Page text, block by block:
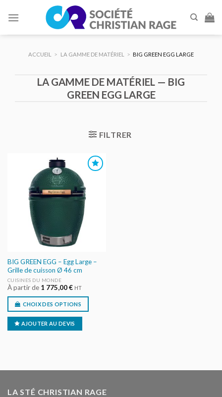
ACCUEIL > LA GAMME DE MATÉRIEL > BIG GREEN EGG LARGE
LA GAMME DE MATÉRIEL — BIG
GREEN EGG LARGE
FILTRER
AJOUTER
AU DEVIS
BIG GREEN EGG – Egg Large –
Grille de cuisson Ø 46 cm
CUISINES DU MONDE
À partir de 1 775,00€ HT
CHOIX DES OPTIONS
AJOUTER AU DEVIS
LA STÉ CHRISTIAN RAGE